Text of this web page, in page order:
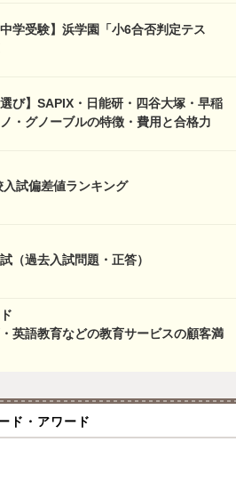
学受験】浜学園「小6合否判定テス
選び】SAPIX・日能研・四谷大塚・早稲
・グノーブルの特徴・費用と合格力
試偏差値ランキング
（過去入試問題・正答）
・英語教育などの教育サービスの顧客満
ド・アワード